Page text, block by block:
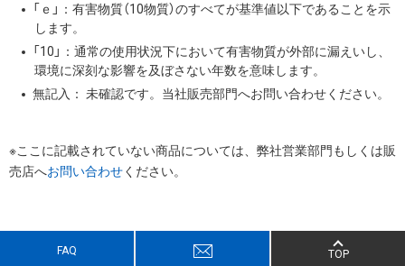
「ｅ」：有害物質（10物質）のすべてが基準値以下であることを示
します。
「10」：通常の使用状況下において有害物質が外部に漏えいし、
環境に深刻な影響を及ぼさない年数を意味します。
無記入： 未確認です。当社販売部門へお問い合わせください。
※ここに記載されていない商品については、弊社営業部門もしくは販
売店へお問い合わせください。
FAQ TOP